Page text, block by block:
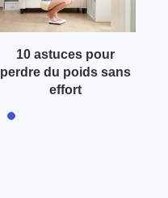
10 astuces pour
perdre du poids sans
effort